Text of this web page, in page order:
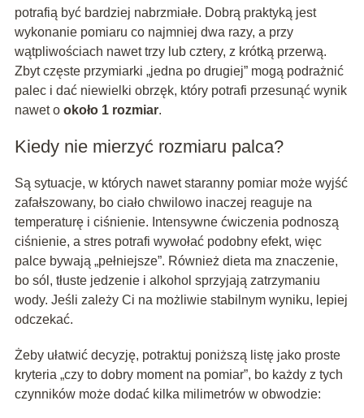
potrafią być bardziej nabrzmiałe. Dobrą praktyką jest
wykonanie pomiaru co najmniej dwa razy, a przy
wątpliwościach nawet trzy lub cztery, z krótką przerwą.
Zbyt częste przymiarki „jedna po drugiej” mogą podrażnić
palec i dać niewielki obrzęk, który potrafi przesunąć wynik
nawet o około 1 rozmiar.
Kiedy nie mierzyć rozmiaru palca?
Są sytuacje, w których nawet staranny pomiar może wyjść
zafałszowany, bo ciało chwilowo inaczej reaguje na
temperaturę i ciśnienie. Intensywne ćwiczenia podnoszą
ciśnienie, a stres potrafi wywołać podobny efekt, więc
palce bywają „pełniejsze”. Również dieta ma znaczenie,
bo sól, tłuste jedzenie i alkohol sprzyjają zatrzymaniu
wody. Jeśli zależy Ci na możliwie stabilnym wyniku, lepiej
odczekać.
Żeby ułatwić decyzję, potraktuj poniższą listę jako proste
kryteria „czy to dobry moment na pomiar”, bo każdy z tych
czynników może dodać kilka milimetrów w obwodzie: